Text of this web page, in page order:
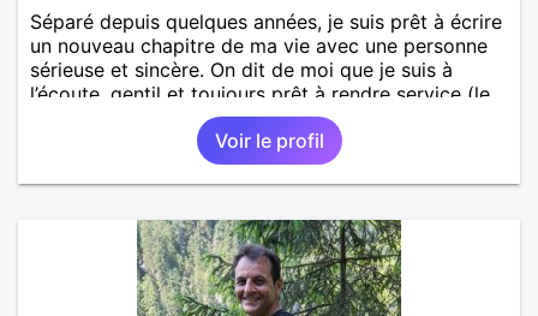
Séparé depuis quelques années, je suis prêt à écrire
un nouveau chapitre de ma vie avec une personne
sérieuse et sincère. On dit de moi que je suis à
l’écoute, gentil et toujours prêt à rendre service (le
bricolage, c’est mon domaine 😉). J’aime flâner dans
les brocantes, suivre le football, jouer à la pétanque
et profiter des petits plaisirs simples. Si vous
recherchez une relation stable, basée sur la
Voir le profil